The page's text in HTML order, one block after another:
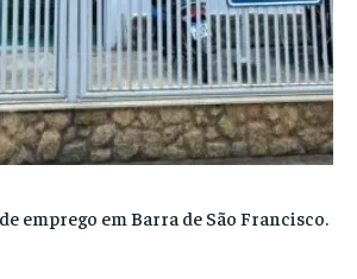
emprego em Barra de São Francisco.